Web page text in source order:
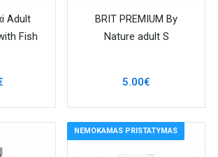
Adult
Fish
BRIT PREMIUM By
Nature adult S
5.00€
NEMOKAMAS PRISTATYMAS